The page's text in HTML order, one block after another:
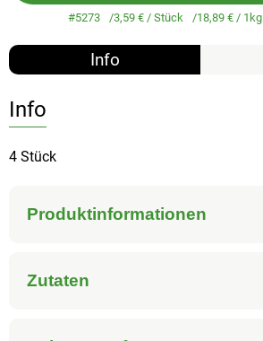
#5273 3,59 €/ Stück 18,89 €/ 1kg
Info
Info
4 Stück
Produktinformationen
Zutaten